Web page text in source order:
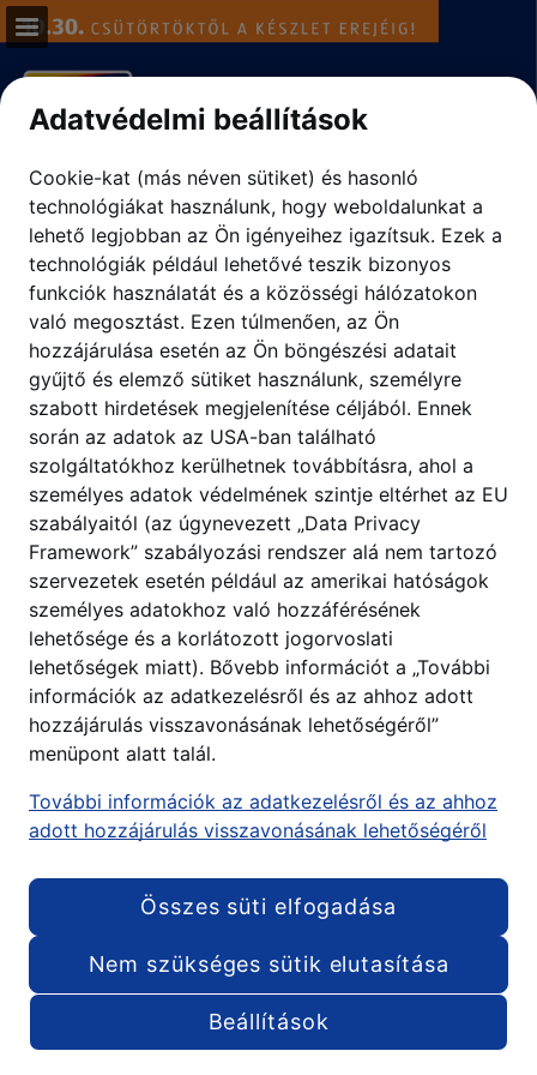
aldi.hu
Letöltés PDF
Keresés
Adatvédelmi irányelvek megtekintése
Adatvédelmi beállítások
Cookie-kat (más néven sütiket) és hasonló
technológiákat használunk, hogy weboldalunkat a
lehető legjobban az Ön igényeihez igazítsuk. Ezek a
technológiák például lehetővé teszik bizonyos
funkciók használatát és a közösségi hálózatokon
való megosztást. Ezen túlmenően, az Ön
hozzájárulása esetén az Ön böngészési adatait
gyűjtő és elemző sütiket használunk, személyre
szabott hirdetések megjelenítése céljából. Ennek
során az adatok az USA-ban található
szolgáltatókhoz kerülhetnek továbbításra, ahol a
személyes adatok védelmének szintje eltérhet az EU
szabályaitól (az úgynevezett „Data Privacy
Framework” szabályozási rendszer alá nem tartozó
szervezetek esetén például az amerikai hatóságok
személyes adatokhoz való hozzáférésének
lehetősége és a korlátozott jogorvoslati
lehetőségek miatt). Bővebb információt a „További
információk az adatkezelésről és az ahhoz adott
hozzájárulás visszavonásának lehetőségéről”
menüpont alatt talál.
További információk az adatkezelésről és az ahhoz
adott hozzájárulás visszavonásának lehetőségéről
Beállítások
Nem szükséges sütik elutasítása
Összes süti elfogadása